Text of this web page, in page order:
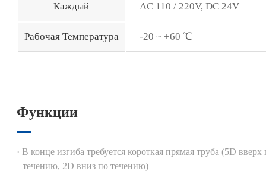
Каждый AC 110 / 220V, DC 24V
Рабочая Температура -20 ~ +60 ℃
Функции
· В конце изгиба требуется короткая прямая труба (5D вверх
течению, 2D вниз по течению)